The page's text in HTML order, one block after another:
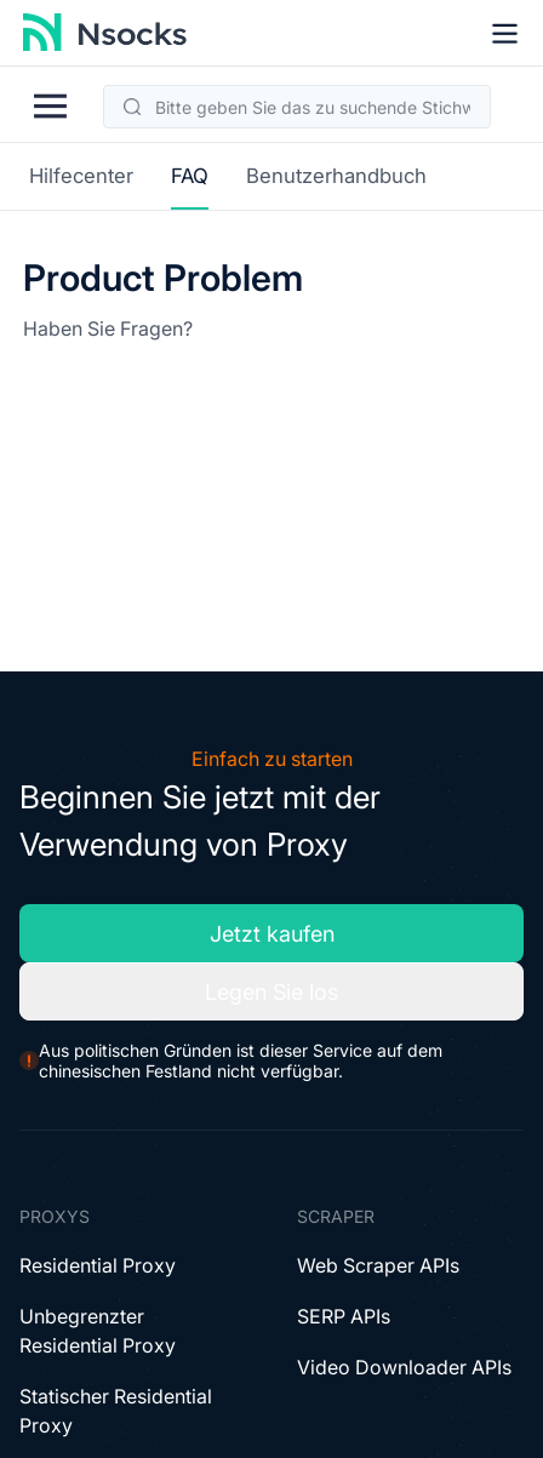
Hilfecenter FAQ Benutzerhandbuch
Product Problem
Haben Sie Fragen?
Einfach zu starten
Beginnen Sie jetzt mit der
Verwendung von Proxy
Jetzt kaufen
Aus politischen Gründen ist dieser Service auf dem
chinesischen Festland nicht verfügbar.
PROXYS
Residential Proxy
Unbegrenzter
Residential Proxy
Statischer Residential
Proxy
SCRAPER
Web Scraper APIs
SERP APIs
Video Downloader APIs